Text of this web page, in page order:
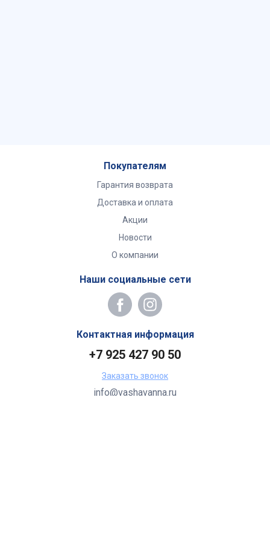
Покупателям
Гарантия возврата
Доставка и оплата
Акции
Новости
О компании
Наши социальные сети
Контактная информация
+7 925 427 90 50
Заказать звонок
info@vashavanna.ru